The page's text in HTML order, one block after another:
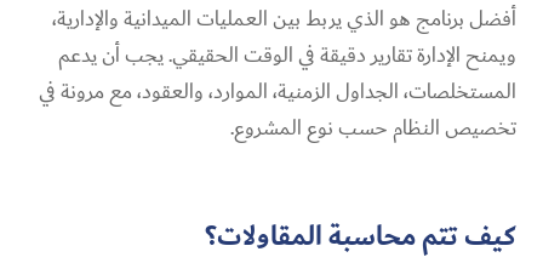
أفضل برنامج هو الذي يربط بين العمليات الميدانية والإدارية،
ويمنح الإدارة تقارير دقيقة في الوقت الحقيقي. يجب أن يدعم
المستخلصات، الجداول الزمنية، الموارد، والعقود، مع مرونة في
تخصيص النظام حسب نوع المشروع.
كيف تتم محاسبة المقاولات؟